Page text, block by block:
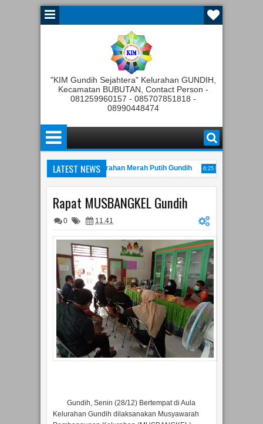
"KIM Gundih Sejahtera" Kelurahan GUNDIH,
Kecamatan BUBUTAN, Contact Person -
081259960157 - 085707851818 -
08990448474
LATEST NEWS
Tahunan Koperasi Kelurahan Merah Putih Gundih 6:25 PM Rapat
Rapat MUSBANGKEL Gundih
0 11.41
Gundih, Senin (28/12) Bertempat di Aula
Kelurahan Gundih dilaksanakan Musyawarah